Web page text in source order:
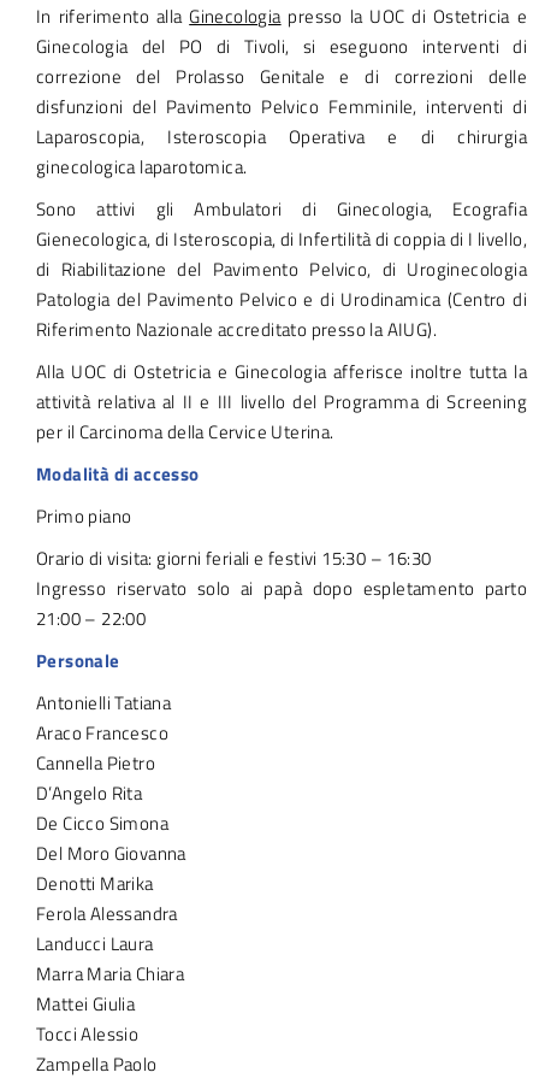
In riferimento alla Ginecologiapresso la UOC di Ostetricia e
Ginecologia del PO di Tivoli, si eseguono interventi di
correzione del Prolasso Genitale e di correzioni delle
disfunzioni del Pavimento Pelvico Femminile, interventi di
Laparoscopia, Isteroscopia Operativa e di chirurgia
ginecologica laparotomica.
Sono attivi gli Ambulatori di Ginecologia, Ecografia
Gienecologica, di Isteroscopia, di Infertilità di coppia di I livello,
di Riabilitazione del Pavimento Pelvico, di Uroginecologia
Patologia del Pavimento Pelvico e di Urodinamica (Centro di
Riferimento Nazionale accreditato presso la AIUG).
Alla UOC di Ostetricia e Ginecologia afferisce inoltre tutta la
attività relativa al II e III livello del Programma di Screening
per il Carcinoma della Cervice Uterina.
Modalità di accesso
Primo piano
Orario di visita: giorni feriali e festivi 15:30 – 16:30
Ingresso riservato solo ai papà dopo espletamento parto
21:00 – 22:00
Personale
Antonielli Tatiana
Araco Francesco
Cannella Pietro
D’Angelo Rita
De Cicco Simona
Del Moro Giovanna
Denotti Marika
Ferola Alessandra
Landucci Laura
Marra Maria Chiara
Mattei Giulia
Tocci Alessio
Zampella Paolo